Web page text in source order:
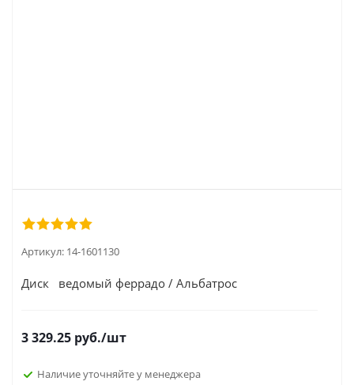
Артикул: 14-1601130
Диск ведомый феррадо / Альбатрос
3 329.25 руб./шт
Наличие уточняйте у менеджера